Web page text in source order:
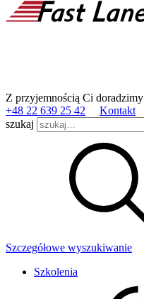
Z przyjemnością Ci doradzimy
+48 22 639 25 42
Kontakt
szukaj
Szczegółowe wyszukiwanie
Szkolenia